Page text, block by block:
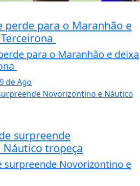
perde para o Maranhão e
para o Maranhão e deixa
de Ago
surpreende
tropeça
surpreende Novorizontino e